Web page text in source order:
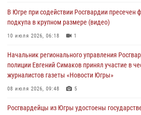
Офицеры Росгвардии и ветераны войск
память генерала армии Ивана Кирилловича
В Югре при силовой поддержке ОМОН
подозреваемые в страховом мошенничестве
06 августа 2026, 09:07
Урайский отдел вневедомственной охраны
В Югре при содействии Росгвардии пресечен
подкупа в крупном размере (видео)
10 июля 2026, 06:18 1
Начальник регионального управления
полиции Евгений Симаков принял участие в
журналистов газеты «Новости Югры»
08 июля 2026, 09:48 5
Росгвардейцы из Югры удостоены